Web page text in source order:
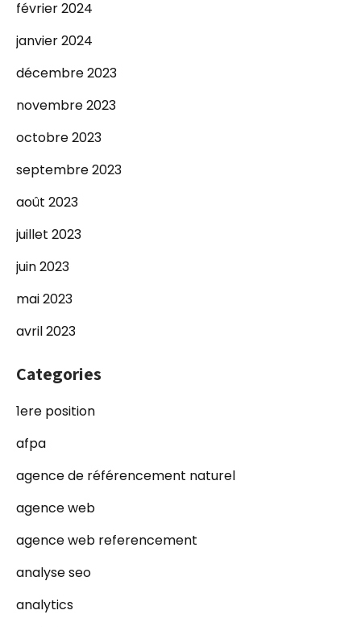
février 2024
janvier 2024
décembre 2023
novembre 2023
octobre 2023
septembre 2023
août 2023
juillet 2023
juin 2023
mai 2023
avril 2023
Categories
1ere position
afpa
agence de référencement naturel
agence web
agence web referencement
analyse seo
analytics